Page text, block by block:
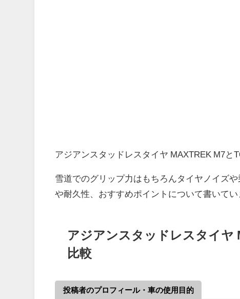
アジアンスタッドレスタイヤ MAXTREK M7と
雪道でのグリップ力はもちろん タイヤノイズ
や耐久性、おすすめポイント について書いてい
アジアンスタッドレスタイヤ
比較
投稿者のプロフィール・車の使用目的